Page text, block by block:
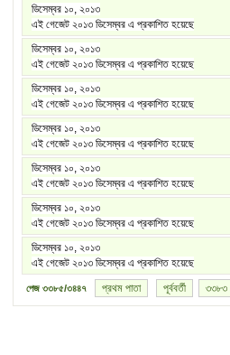
ডিসেম্বর ১০, ২০১৩
এই গেজেট ২০১৩ ডিসেম্বর এ প্রকাশিত হয়েছে
ডিসেম্বর ১০, ২০১৩
এই গেজেট ২০১৩ ডিসেম্বর এ প্রকাশিত হয়েছে
ডিসেম্বর ১০, ২০১৩
এই গেজেট ২০১৩ ডিসেম্বর এ প্রকাশিত হয়েছে
ডিসেম্বর ১০, ২০১৩
এই গেজেট ২০১৩ ডিসেম্বর এ প্রকাশিত হয়েছে
ডিসেম্বর ১০, ২০১৩
এই গেজেট ২০১৩ ডিসেম্বর এ প্রকাশিত হয়েছে
ডিসেম্বর ১০, ২০১৩
এই গেজেট ২০১৩ ডিসেম্বর এ প্রকাশিত হয়েছে
ডিসেম্বর ১০, ২০১৩
এই গেজেট ২০১৩ ডিসেম্বর এ প্রকাশিত হয়েছে
পেজ ৩৩৮৫/৩৪৪৭ প্রথম পাতা পূর্ববর্তী ৩৩৮৩